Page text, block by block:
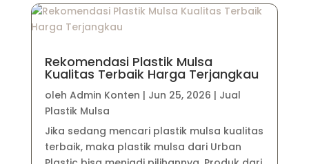
Rekomendasi Plastik Mulsa
Kualitas Terbaik Harga Terjangkau
oleh Admin Konten | Jun 25, 2026 | Jual
Plastik Mulsa
Jika sedang mencari plastik mulsa kualitas
terbaik, maka plastik mulsa dari Urban